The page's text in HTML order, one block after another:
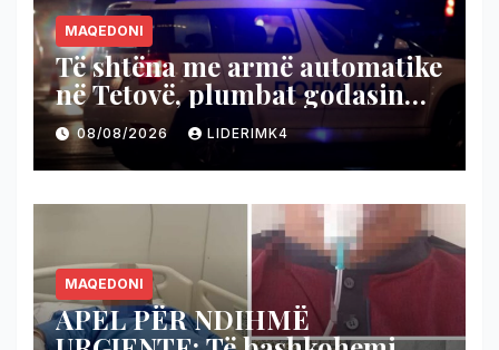
MAQEDONI
Të shtëna me armë automatike
në Tetovë, plumbat godasin
shtëpinë dhe veturën e një 48-
vjeçari
08/08/2026 LIDERIMK4
MAQEDONI
APEL PËR NDIHMË